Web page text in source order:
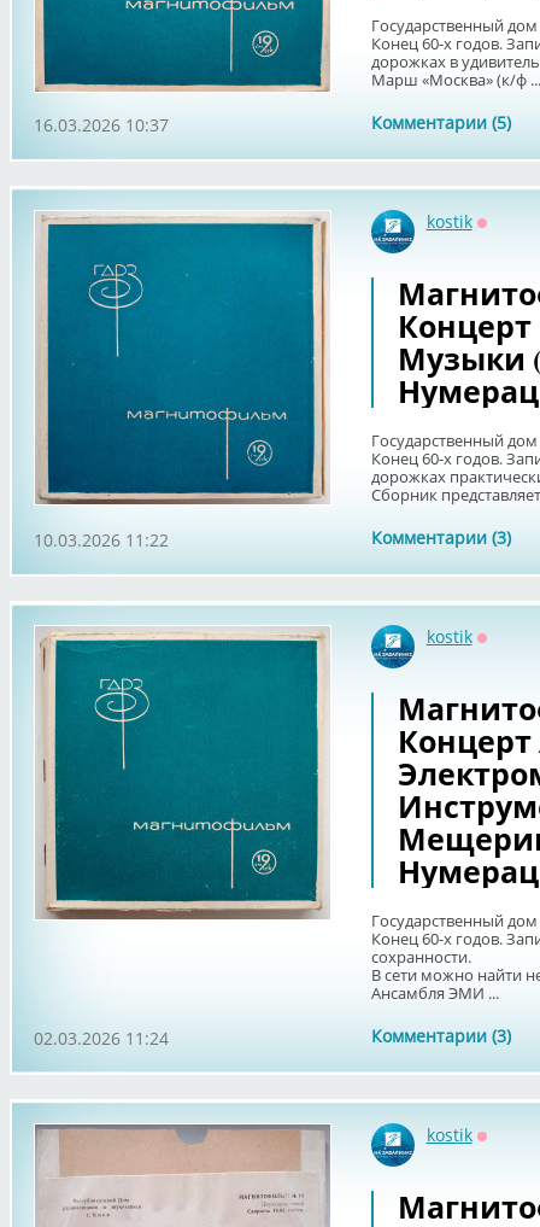
Государственный
Конец 60-х годов.
дорожках в
Марш «Москва» (к/ф ...
Комментарии (5)
16.03.2026 10:37
kostik
Музыки
Государственный
Конец 60-х годов.
дорожках
Сборник
Комментарии (3)
10.03.2026 11:22
kostik
Государственный
Конец 60-х годов.
сохранности.
В сети можно найти
Ансамбля ЭМИ ...
Комментарии (3)
02.03.2026 11:24
kostik